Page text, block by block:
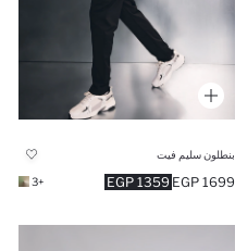
بنطلون سليم فيت
1359 EGP 1699 EGP
+3